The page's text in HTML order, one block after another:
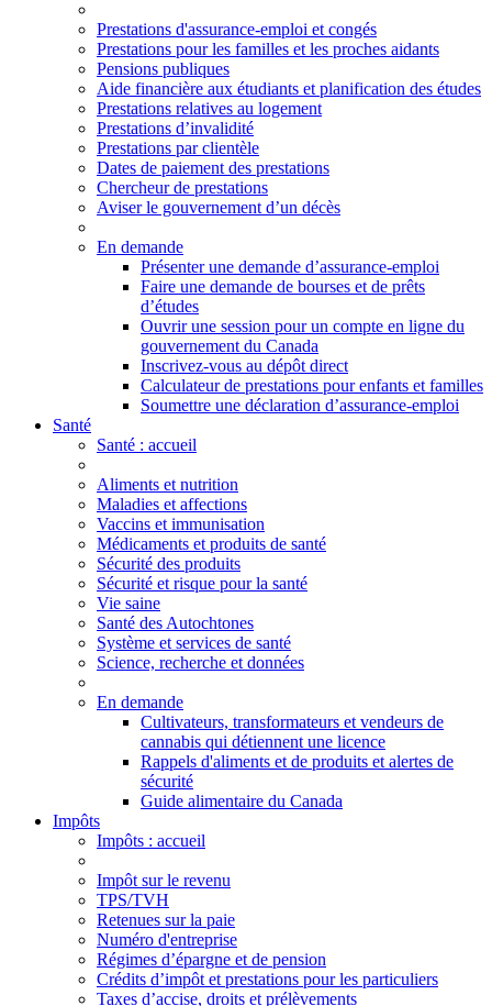
Prestations d'assurance-emploi et congés
Prestations pour les familles et les proches aidants
Pensions publiques
Aide financière aux étudiants et planification des études
Prestations relatives au logement
Prestations d’invalidité
Prestations par clientèle
Dates de paiement des prestations
Chercheur de prestations
Aviser le gouvernement d’un décès
En demande
Présenter une demande d’assurance-emploi
Faire une demande de bourses et de prêts
d’études
Ouvrir une session pour un compte en ligne du
gouvernement du Canada
Inscrivez-vous au dépôt direct
Calculateur de prestations pour enfants et familles
Soumettre une déclaration d’assurance-emploi
Santé
Santé : accueil
Aliments et nutrition
Maladies et affections
Vaccins et immunisation
Médicaments et produits de santé
Sécurité des produits
Sécurité et risque pour la santé
Vie saine
Santé des Autochtones
Système et services de santé
Science, recherche et données
En demande
Cultivateurs, transformateurs et vendeurs de
cannabis qui détiennent une licence
Rappels d'aliments et de produits et alertes de
sécurité
Guide alimentaire du Canada
Impôts
Impôts : accueil
Impôt sur le revenu
TPS/TVH
Retenues sur la paie
Numéro d'entreprise
Régimes d’épargne et de pension
Crédits d’impôt et prestations pour les particuliers
Taxes d’accise, droits et prélèvements